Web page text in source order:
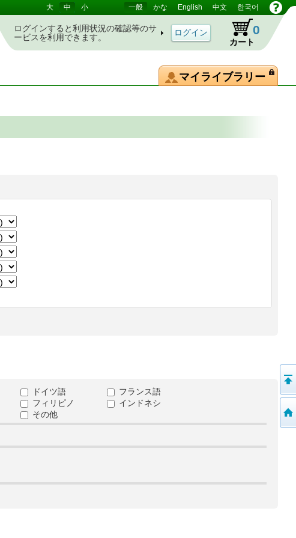
大 中 小 一般 かな English 中文 한국어
ログインすると利用状況の確認等のサ
ービスを利用できます。
カート
0
マイライブラリー
ドイツ語
フランス語
フィリピノ
インドネシ
その他